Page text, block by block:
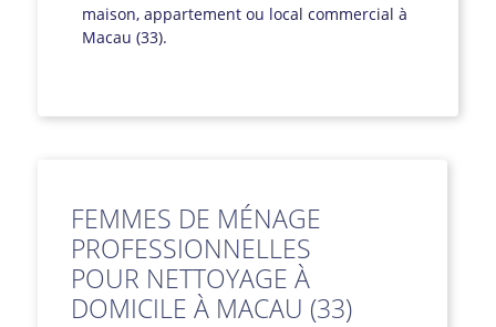
maison, appartement ou local commercial à
Macau (33).
FEMMES DE MÉNAGE
PROFESSIONNELLES
POUR NETTOYAGE À
DOMICILE À MACAU (33)